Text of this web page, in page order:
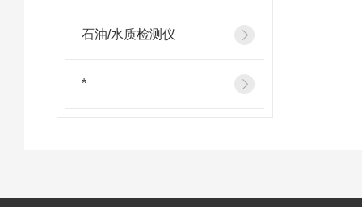
石油/水质检测仪
*